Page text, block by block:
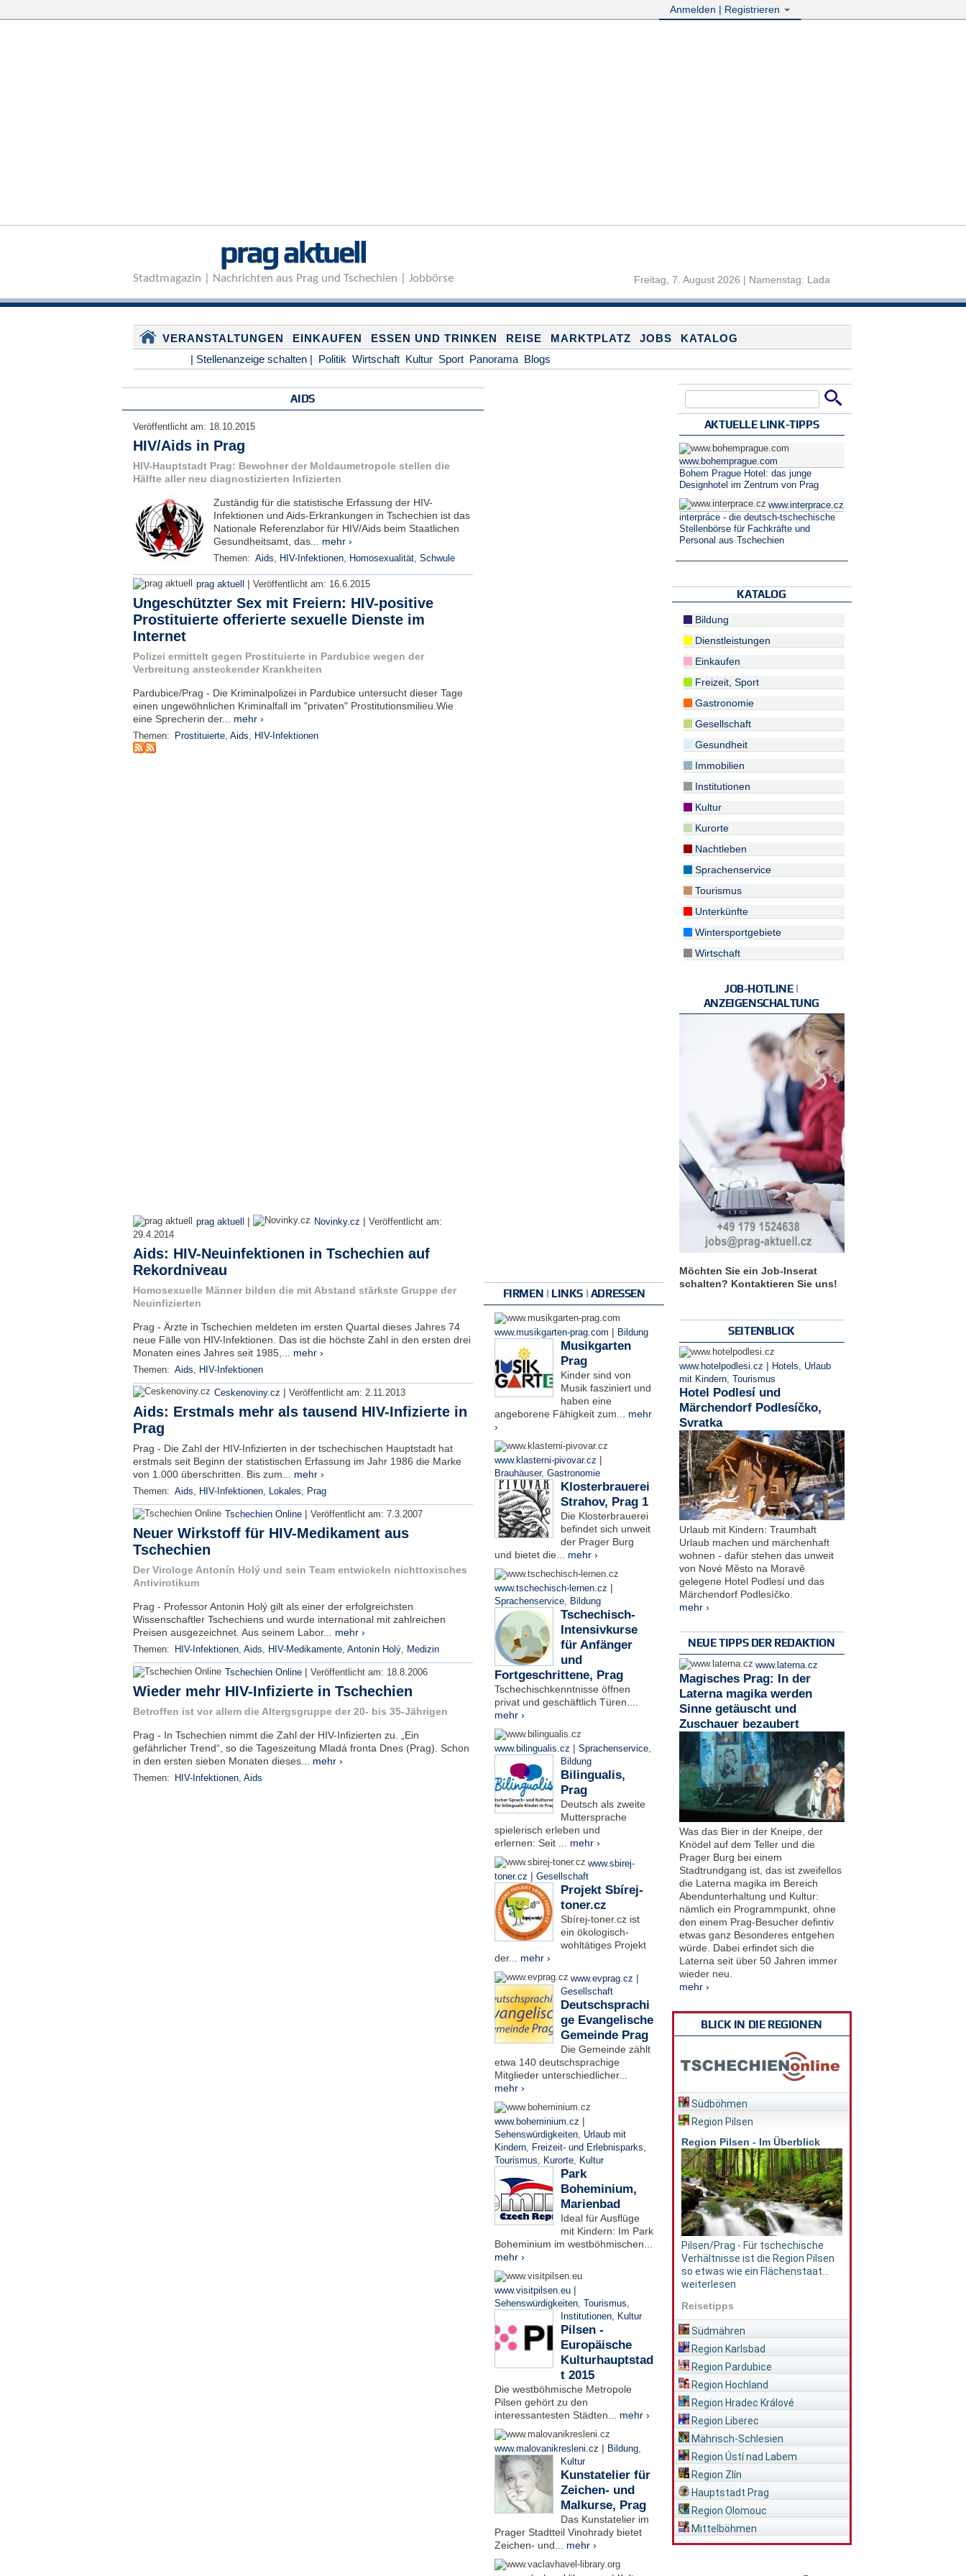
Anmelden | Registrieren
prag aktuell
Stadtmagazin | Nachrichten aus Prag und Tschechien | Jobbörse Freitag, 7. August 2026 | Namenstag: Lada
VERANSTALTUNGEN EINKAUFEN ESSEN UND TRINKEN REISE MARKTPLATZ JOBS
KATALOG
| Stellenanzeige schalten | Politik Wirtschaft Kultur Sport Panorama Blogs
AIDS
Veröffentlicht am: 18.10.2015
HIV/Aids in Prag
HIV-Hauptstadt Prag: Bewohner der Moldaumetropole stellen die
Hälfte aller neu diagnostizierten Infizierten
Zuständig für die statistische Erfassung der HIV-
Infektionen und Aids-Erkrankungen in Tschechien ist das
Nationale Referenzlabor für HIV/Aids beim Staatlichen
Gesundheitsamt, das... mehr ›
Themen: Aids, HIV-Infektionen, Homosexualität, Schwule
prag aktuell | Veröffentlicht am: 16.6.2015
Ungeschützter Sex mit Freiern: HIV-positive
Prostituierte offerierte sexuelle Dienste im
Internet
Polizei ermittelt gegen Prostituierte in Pardubice wegen der
Verbreitung ansteckender Krankheiten
Pardubice/Prag - Die Kriminalpolizei in Pardubice untersucht dieser Tage
einen ungewöhnlichen Kriminalfall im "privaten" Prostitutionsmilieu.Wie
eine Sprecherin der... mehr ›
Themen: Prostituierte, Aids, HIV-Infektionen
prag aktuell | Novinky.cz | Veröffentlicht am:
29.4.2014
Aids: HIV-Neuinfektionen in Tschechien auf
Rekordniveau
Homosexuelle Männer bilden die mit Abstand stärkste Gruppe der
Neuinfizierten
Prag - Ärzte in Tschechien meldeten im ersten Quartal dieses Jahres 74
neue Fälle von HIV-Infektionen. Das ist die höchste Zahl in den ersten drei
Monaten eines Jahres seit 1985,... mehr ›
Themen: Aids, HIV-Infektionen
Ceskenoviny.cz | Veröffentlicht am: 2.11.2013
Aids: Erstmals mehr als tausend HIV-Infizierte in
Prag
Prag - Die Zahl der HIV-Infizierten in der tschechischen Hauptstadt hat
erstmals seit Beginn der statistischen Erfassung im Jahr 1986 die Marke
von 1.000 überschritten. Bis zum... mehr ›
Themen: Aids, HIV-Infektionen, Lokales, Prag
Tschechien Online | Veröffentlicht am: 7.3.2007
Neuer Wirkstoff für HIV-Medikament aus
Tschechien
Der Virologe Antonín Holý und sein Team entwickeln nichttoxisches
Antivirotikum
Prag - Professor Antonin Holý gilt als einer der erfolgreichsten
Wissenschaftler Tschechiens und wurde international mit zahlreichen
Preisen ausgezeichnet. Aus seinem Labor... mehr ›
Themen: HIV-Infektionen, Aids, HIV-Medikamente, Antonín Holý, Medizin
Tschechien Online | Veröffentlicht am: 18.8.2006
Wieder mehr HIV-Infizierte in Tschechien
Betroffen ist vor allem die Altergsgruppe der 20- bis 35-Jährigen
Prag - In Tschechien nimmt die Zahl der HIV-Infizierten zu. „Ein
gefährlicher Trend“, so die Tageszeitung Mladá fronta Dnes (Prag). Schon
in den ersten sieben Monaten dieses... mehr ›
Themen: HIV-Infektionen, Aids
FIRMEN | LINKS | ADRESSEN
www.musikgarten-prag.com | Bildung
Musikgarten
Prag
Kinder sind von
Musik fasziniert und
haben eine
angeborene Fähigkeit zum... mehr
›
www.klasterni-pivovar.cz |
Brauhäuser, Gastronomie
Klosterbrauerei
Strahov, Prag 1
Die Klosterbrauerei
befindet sich unweit
der Prager Burg
und bietet die... mehr ›
www.tschechisch-lernen.cz |
Sprachenservice, Bildung
Tschechisch-
Intensivkurse
für Anfänger
und
Fortgeschrittene, Prag
Tschechischkenntnisse öffnen
privat und geschäftlich Türen....
mehr ›
www.bilingualis.cz | Sprachenservice,
Bildung
Bilingualis,
Prag
Deutsch als zweite
Muttersprache
spielerisch erleben und
erlernen: Seit ... mehr ›
www.sbirej-
toner.cz | Gesellschaft
Projekt Sbírej-
toner.cz
Sbírej-toner.cz ist
ein ökologisch-
wohltätiges Projekt
der... mehr ›
www.evprag.cz |
Gesellschaft
Deutschsprachi
ge Evangelische
Gemeinde Prag
Die Gemeinde zählt
etwa 140 deutschsprachige
Mitglieder unterschiedlicher...
mehr ›
www.boheminium.cz |
Sehenswürdigkeiten, Urlaub mit
Kindern, Freizeit- und Erlebnisparks,
Tourismus, Kurorte, Kultur
Park
Boheminium,
Marienbad
Ideal für Ausflüge
mit Kindern: Im Park
Boheminium im westböhmischen...
mehr ›
www.visitpilsen.eu |
Sehenswürdigkeiten, Tourismus,
Institutionen, Kultur
Pilsen -
Europäische
Kulturhauptstad
t 2015
Die westböhmische Metropole
Pilsen gehört zu den
interessantesten Städten... mehr ›
www.malovanikresleni.cz | Bildung,
Kultur
Kunstatelier für
Zeichen- und
Malkurse, Prag
Das Kunstatelier im
Prager Stadtteil Vinohrady bietet
Zeichen- und... mehr ›
AKTUELLE LINK-TIPPS
www.bohemprague.com
Bohem Prague Hotel: das junge
Designhotel im Zentrum von Prag
www.interprace.cz
interpráce - die deutsch-tschechische
Stellenbörse für Fachkräfte und
Personal aus Tschechien
KATALOG
Bildung
Dienstleistungen
Einkaufen
Freizeit, Sport
Gastronomie
Gesellschaft
Gesundheit
Immobilien
Institutionen
Kultur
Kurorte
Nachtleben
Sprachenservice
Tourismus
Unterkünfte
Wintersportgebiete
Wirtschaft
JOB-HOTLINE |
ANZEIGENSCHALTUNG
Möchten Sie ein Job-Inserat
schalten? Kontaktieren Sie uns!
SEITENBLICK
www.hotelpodlesi.cz | Hotels
Urlaub
mit Kindern, Tourismus
Hotel Podlesí und
Märchendorf Podlesíčko,
Svratka
Urlaub mit Kindern: Traumhaft
Urlaub machen und märchenhaft
wohnen - dafür stehen das unweit
von Nové Město na Moravě
gelegene Hotel Podlesí und das
Märchendorf Podlesíčko.
mehr ›
NEUE TIPPS DER REDAKTION
www.laterna.cz
Magisches Prag: In der
Laterna magika werden
Sinne getäuscht und
Zuschauer bezaubert
Was das Bier in der Kneipe, der
Knödel auf dem Teller und die
Prager Burg bei einem
Stadtrundgang ist, das ist zweifellos
die Laterna magika im Bereich
Abendunterhaltung und Kultur:
nämlich ein Programmpunkt, ohne
den einem Prag-Besucher defintiv
etwas ganz Besonderes entgehen
würde. Dabei erfindet sich die
Laterna seit über 50 Jahren immer
wieder neu.
mehr ›
BLICK IN DIE REGIONEN
Südböhmen
Region Pilsen
Region Pilsen - Im Überblick
Pilsen/Prag - Für tschechische
Verhältnisse ist die Region Pilsen
so etwas wie ein Flächenstaat...
weiterlesen
Reisetipps
Südmähren
Region Karlsbad
Region Pardubice
Region Hochland
Region Hradec Králové
Region Liberec
Mährisch-Schlesien
Region Ústí nad Labem
Region Zlín
Hauptstadt Prag
Region Olomouc
Mittelböhmen